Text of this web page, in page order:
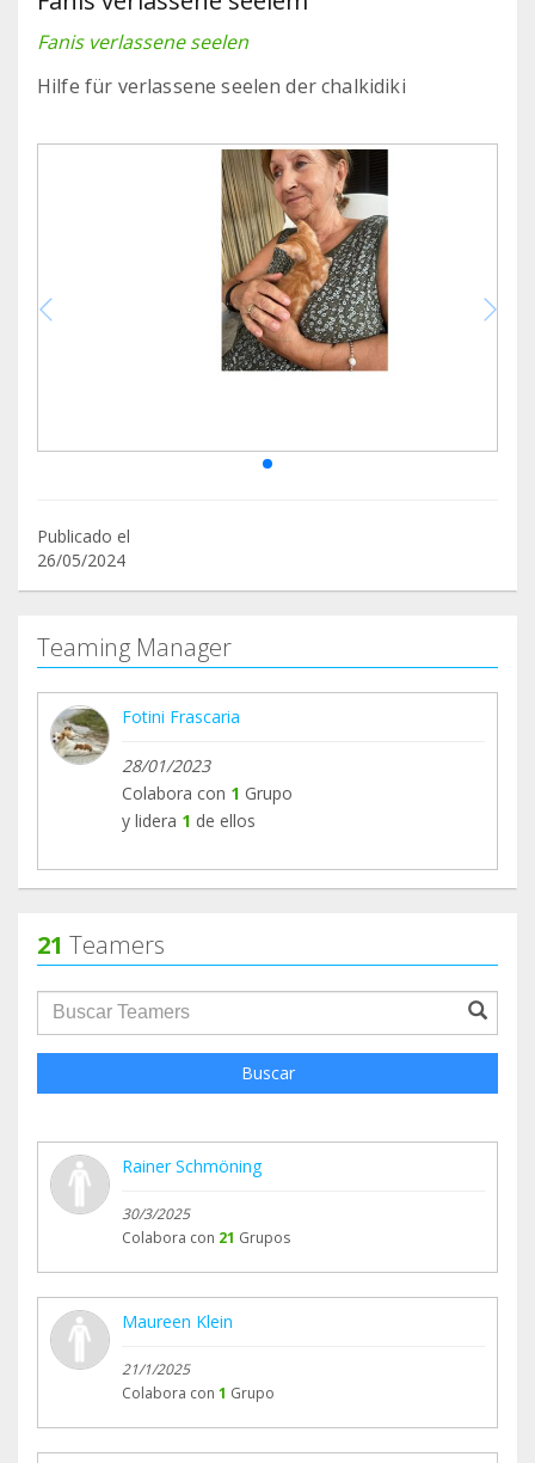
Fanis verlassene seelen
Hilfe für verlassene seelen der chalkidiki
Publicado el
26/05/2024
Teaming Manager
Fotini Frascaria
28/01/2023
Colabora con 1 Grupo
y lidera 1 de ellos
21 Teamers
groupProfile.searchForm.search.text???
Buscar
Rainer Schmöning
30/3/2025
Colabora con 21 Grupos
Maureen Klein
21/1/2025
Colabora con 1 Grupo